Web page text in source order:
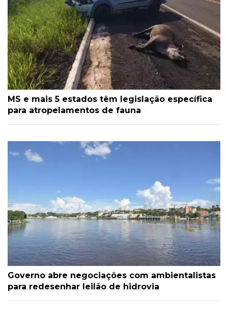
MS e mais 5 estados têm legislação específica
para atropelamentos de fauna
Governo abre negociações com ambientalistas
para redesenhar leilão de hidrovia